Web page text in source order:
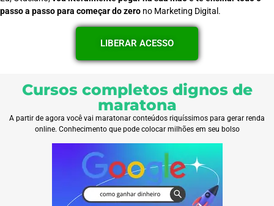
passo a passo para começar do zero no Marketing Digital.
LIBERAR ACESSO
Cursos completos dignos de
maratona
A partir de agora você vai maratonar conteúdos riquíssimos para gerar renda
online. Conhecimento que pode colocar milhões em seu bolso